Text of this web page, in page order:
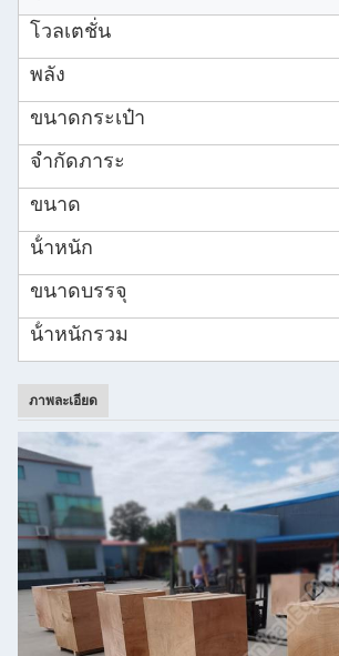
โวลเตชั่น
พลัง
ขนาดกระเป๋า
จํากัดภาระ
ขนาด
น้ําหนัก
ขนาดบรรจุ
น้ําหนักรวม
ภาพละเอียด